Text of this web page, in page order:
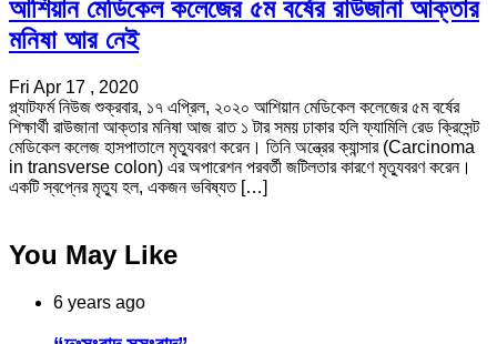
আশিয়ান মেডিকেল কলেজের ৫ম বর্ষের রাউজানা আক্তার
মনিষা আর নেই
Fri Apr 17 , 2020
প্ল্যাটফর্ম নিউজ শুক্রবার, ১৭ এপ্রিল, ২০২০ আশিয়ান মেডিকেল কলেজের ৫ম বর্ষের
শিক্ষার্থী রাউজানা আক্তার মনিষা আজ রাত ১ টার সময় ঢাকার হলি ফ্যামিলি রেড ক্রিসেন্ট
মেডিকেল কলেজ হাসপাতালে মৃত্যুবরণ করেন। তিনি অন্ত্রের ক্যান্সার (Carcinoma
in transverse colon) এর অপারেশন পরবর্তী জটিলতার কারণে মৃত্যুবরণ করেন।
একটি স্বপ্নের মৃত্যু হল, একজন ভবিষ্যত […]
You May Like
6 years ago